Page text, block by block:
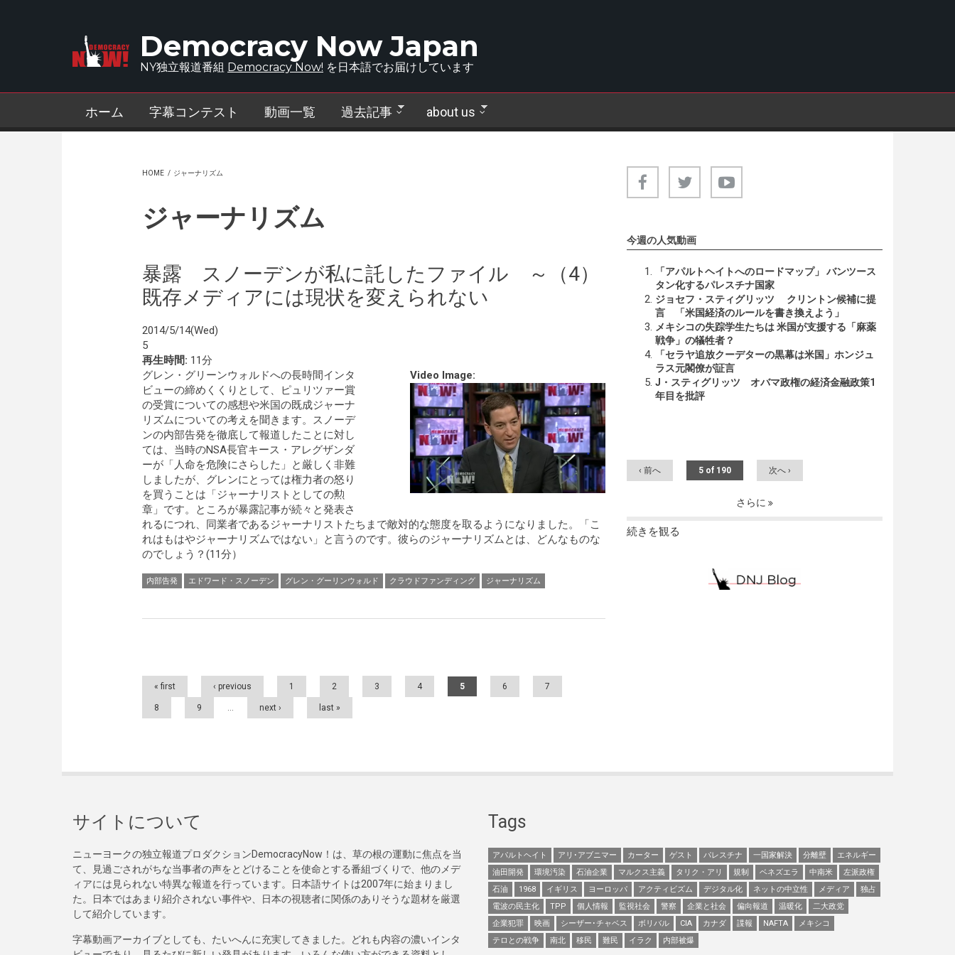
Democracy Now Japan
NY独立報道番組 Democracy Now! を日本語でお届けしています
ホーム 字幕コンテスト 動画一覧 過去記事 about us
HOME / ジャーナリズム
ジャーナリズム
暴露 スノーデンが私に託したファイル ～（4）
既存メディアには現状を変えられない
2014/5/14(Wed)
5
再生時間: 11分
Video Image:
グレン・グリーンウォルドへの長時間インタ
ビューの締めくくりとして、ピュリツァー賞
の受賞についての感想や米国の既成ジャーナ
リズムについての考えを聞きます。スノーデ
ンの内部告発を徹底して報道したことに対し
ては、当時のNSA長官キース・アレグザンダ
ーが「人命を危険にさらした」と厳しく非難
しましたが、グレンにとっては権力者の怒り
を買うことは「ジャーナリストとしての勲
章」です。ところが暴露記事が続々と発表さ
れるにつれ、同業者であるジャーナリストたちまで敵対的な態度を取るようになりました。「こ
れはもはやジャーナリズムではない」と言うのです。彼らのジャーナリズムとは、どんなものな
のでしょう？(11分）
内部告発 エドワード・スノーデン グレン・グーリンウォルド クラウドファンディング ジャーナリズム
Pages
« first ‹ previous 1 2 3 4 5 6 7
8 9 … next › last »
今週の人気動画
「アパルトヘイトへのロードマップ」 バンツース
タン化するパレスチナ国家
ジョセフ・スティグリッツ クリントン候補に提
言 「米国経済のルールを書き換えよう」
メキシコの失踪学生たちは 米国が支援する「麻薬
戦争」の犠牲者？
「セラヤ追放クーデターの黒幕は米国」ホンジュ
ラス元閣僚が証言
J・スティグリッツ オバマ政権の経済金融政策1
年目を批評
‹ 前へ 5 of 190 次へ ›
さらに
続きを観る
サイトについて
ニューヨークの独立報道プロダクションDemocracyNow！は、草の根の運動に焦点を当
て、見過ごされがちな当事者の声をとどけることを使命とする番組づくりで、他のメデ
ィアには見られない特異な報道を行っています。日本語サイトは2007年に始まりまし
た。日本ではあまり紹介されない事件や、日本の視聴者に関係のありそうな題材を厳選
して紹介しています。
字幕動画アーカイブとしても、たいへんに充実してきました。どれも内容の濃いインタ
Tags
アパルトヘイト アリ･アブニマー カーター ゲスト パレスチナ 一国家解決 分離壁
エネルギー
油田開発
環境汚染 石油企業 マルクス主義 タリク・アリ 規制 ベネズエラ 中南米
左派政権
石油
1968 イギリス ヨーロッパ アクティビズム デジタル化 ネットの中立性 メディア
独占
電波の民主化
TPP 個人情報 監視社会 警察 企業と社会 偏向報道 温暖化
二大政党
企業犯罪
映画 シーザー･チャベス ボリバル CIA カナダ 諜報 NAFTA
メキシコ
テロとの戦争
南北 移民 難民 イラク 内部被爆